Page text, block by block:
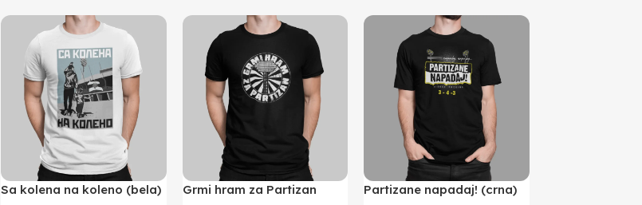
Sa kolena na koleno (bela)
Grmi hram za Partizan
Partizane napadaj! (crna)